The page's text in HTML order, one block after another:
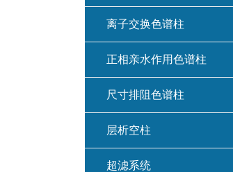
离子交换色谱柱
正相亲水作用色谱柱
尺寸排阻色谱柱
层析空柱
超滤系统